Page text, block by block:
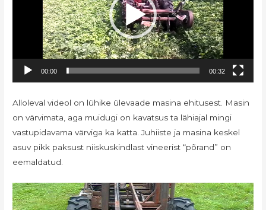
00:00 00:32
Alloleval videol on lühike ülevaade masina ehitusest. Masin
on värvimata, aga muidugi on kavatsus ta lähiajal mingi
vastupidavama värviga ka katta. Juhiiste ja masina keskel
asuv pikk paksust niiskuskindlast vineerist “põrand” on
eemaldatud.
Videoesitaja